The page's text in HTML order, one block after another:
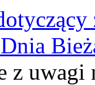
z uwagi